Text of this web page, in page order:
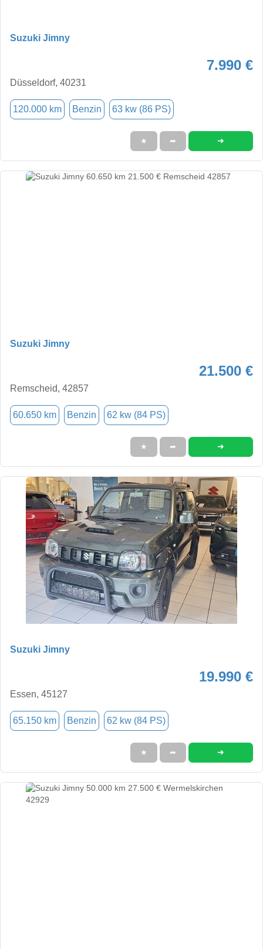
Suzuki Jimny
7.990 €
Düsseldorf, 40231
120.000 km Benzin 63 kw (86 PS)
★ ➦ ➜
Suzuki Jimny
21.500 €
Remscheid, 42857
60.650 km Benzin 62 kw (84 PS)
★ ➦ ➜
Suzuki Jimny
19.990 €
Essen, 45127
65.150 km Benzin 62 kw (84 PS)
★ ➦ ➜